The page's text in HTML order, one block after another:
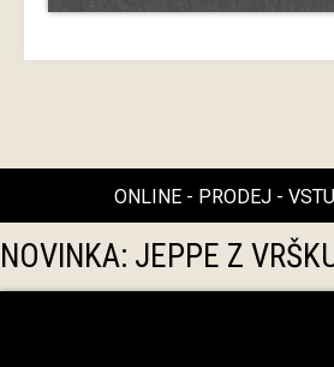
ONLINE - PRODEJ -
NOVINKA: JEPPE Z